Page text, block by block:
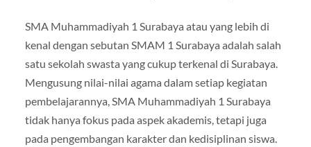
SMA Muhammadiyah 1 Surabaya atau yang lebih di
kenal dengan sebutan SMAM 1 Surabaya adalah salah
satu sekolah swasta yang cukup terkenal di Surabaya.
Mengusung nilai-nilai agama dalam setiap kegiatan
pembelajarannya, SMA Muhammadiyah 1 Surabaya
tidak hanya fokus pada aspek akademis, tetapi juga
pada pengembangan karakter dan kedisiplinan siswa.